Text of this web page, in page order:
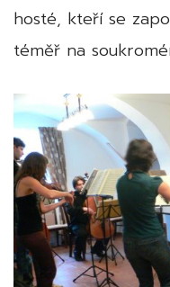
hosté, kteří se
téměř na